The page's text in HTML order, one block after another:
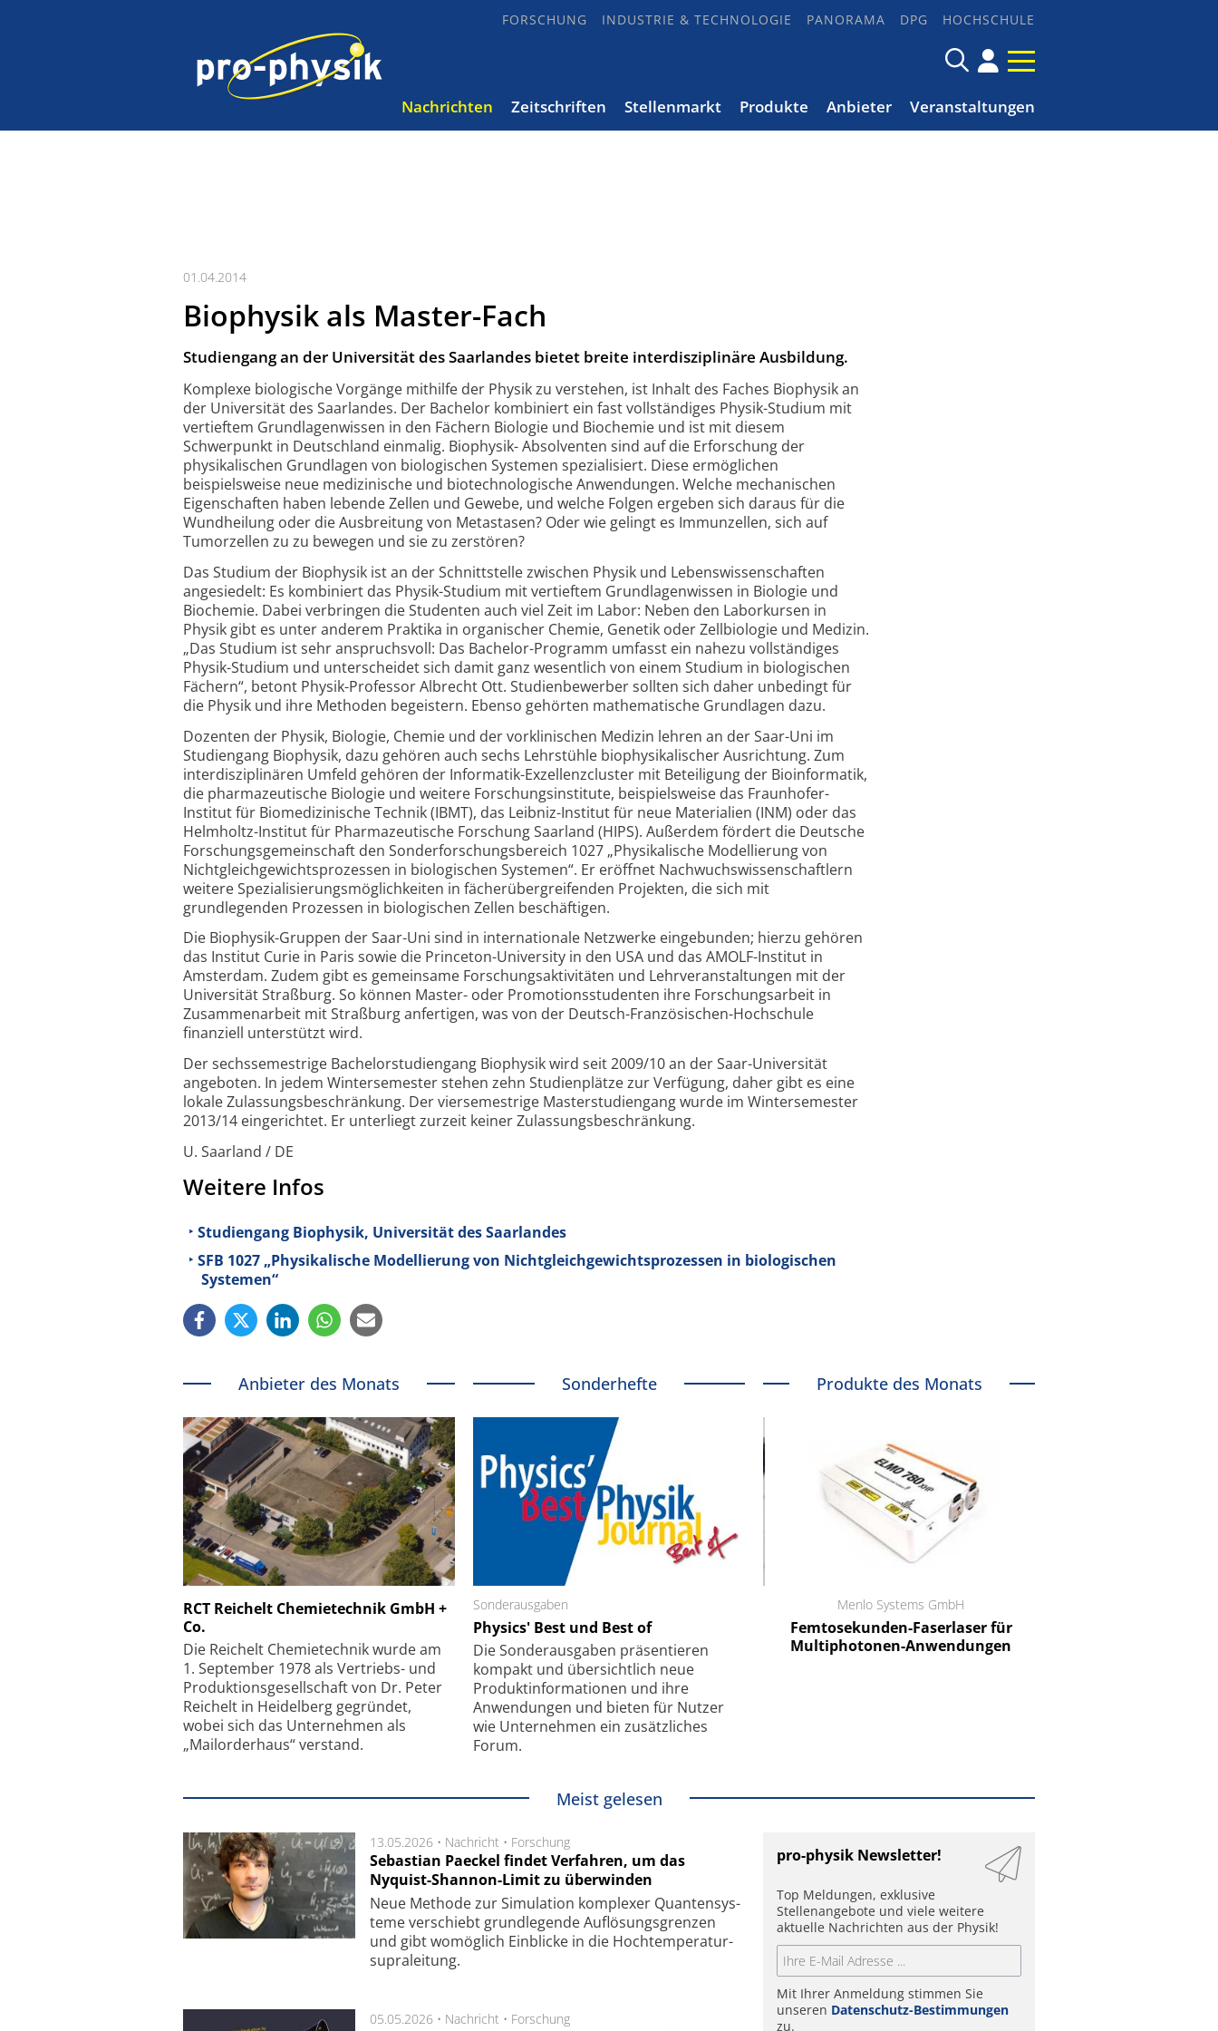
FORSCHUNG INDUSTRIE & TECHNOLOGIE PANORAMA DPG HOCHSCHULE
Nachrichten Zeitschriften Stellenmarkt Produkte Anbieter Veranstaltungen
01.04.2014
Biophysik als Master-Fach
Studiengang an der Universität des Saarlandes bietet breite interdisziplinäre Ausbildung.
Komplexe biologische Vorgänge mithilfe der Physik zu verstehen, ist Inhalt des Faches Biophysik an
der Universität des Saarlandes. Der Bachelor kombiniert ein fast vollständiges Physik-Studium mit
vertieftem Grundlagenwissen in den Fächern Biologie und Biochemie und ist mit diesem
Schwerpunkt in Deutschland einmalig. Biophysik- Absolventen sind auf die Erforschung der
physikalischen Grundlagen von biologischen Systemen spezialisiert. Diese ermöglichen
beispielsweise neue medizinische und biotechnologische Anwendungen. Welche mechanischen
Eigenschaften haben lebende Zellen und Gewebe, und welche Folgen ergeben sich daraus für die
Wundheilung oder die Ausbreitung von Metastasen? Oder wie gelingt es Immunzellen, sich auf
Tumorzellen zu zu bewegen und sie zu zerstören?
Das Studium der Biophysik ist an der Schnittstelle zwischen Physik und Lebenswissenschaften
angesiedelt: Es kombiniert das Physik-Studium mit vertieftem Grundlagenwissen in Biologie und
Biochemie. Dabei verbringen die Studenten auch viel Zeit im Labor: Neben den Laborkursen in
Physik gibt es unter anderem Praktika in organischer Chemie, Genetik oder Zellbiologie und Medizin.
„Das Studium ist sehr anspruchsvoll: Das Bachelor-Programm umfasst ein nahezu vollständiges
Physik-Studium und unterscheidet sich damit ganz wesentlich von einem Studium in biologischen
Fächern“, betont Physik-Professor Albrecht Ott. Studienbewerber sollten sich daher unbedingt für
die Physik und ihre Methoden begeistern. Ebenso gehörten mathematische Grundlagen dazu.
Dozenten der Physik, Biologie, Chemie und der vorklinischen Medizin lehren an der Saar-Uni im
Studiengang Biophysik, dazu gehören auch sechs Lehrstühle biophysikalischer Ausrichtung. Zum
interdisziplinären Umfeld gehören der Informatik-Exzellenzcluster mit Beteiligung der Bioinformatik,
die pharmazeutische Biologie und weitere Forschungsinstitute, beispielsweise das Fraunhofer-
Institut für Biomedizinische Technik (IBMT), das Leibniz-Institut für neue Materialien (INM) oder das
Helmholtz-Institut für Pharmazeutische Forschung Saarland (HIPS). Außerdem fördert die Deutsche
Forschungsgemeinschaft den Sonderforschungsbereich 1027 „Physikalische Modellierung von
Nichtgleichgewichtsprozessen in biologischen Systemen“. Er eröffnet Nachwuchswissenschaftlern
weitere Spezialisierungsmöglichkeiten in fächerübergreifenden Projekten, die sich mit
grundlegenden Prozessen in biologischen Zellen beschäftigen.
Die Biophysik-Gruppen der Saar-Uni sind in internationale Netzwerke eingebunden; hierzu gehören
das Institut Curie in Paris sowie die Princeton-University in den USA und das AMOLF-Institut in
Amsterdam. Zudem gibt es gemeinsame Forschungsaktivitäten und Lehrveranstaltungen mit der
Universität Straßburg. So können Master- oder Promotionsstudenten ihre Forschungsarbeit in
Zusammenarbeit mit Straßburg anfertigen, was von der Deutsch-Französischen-Hochschule
finanziell unterstützt wird.
Der sechssemestrige Bachelorstudiengang Biophysik wird seit 2009/10 an der Saar-Universität
angeboten. In jedem Wintersemester stehen zehn Studienplätze zur Verfügung, daher gibt es eine
lokale Zulassungsbeschränkung. Der viersemestrige Masterstudiengang wurde im Wintersemester
2013/14 eingerichtet. Er unterliegt zurzeit keiner Zulassungsbeschränkung.
U. Saarland / DE
Weitere Infos
Studiengang Biophysik, Universität des Saarlandes
SFB 1027 „Physikalische Modellierung von Nichtgleichgewichtsprozessen in biologischen
Systemen“
Anbieter des Monats
RCT Reichelt Chemietechnik GmbH +
Co.
Die Reichelt Chemietechnik wurde am
1. September 1978 als Vertriebs- und
Produktionsgesellschaft von Dr. Peter
Reichelt in Heidelberg gegründet,
wobei sich das Unternehmen als
„Mailorderhaus“ verstand.
Sonderhefte
Sonderausgaben
Physics' Best und Best of
Die Sonder­ausgaben präsentieren
kompakt und übersichtlich neue
Produkt­informationen und ihre
Anwendungen und bieten für Nutzer
wie Unternehmen ein zusätzliches
Forum.
Produkte des Monats
Schäfter + Kirchhoff GmbH
Feinfokussierungsmechanismus
Elektronenmikroskopie auf
kleinstem Raum
Menlo Systems GmbH
Femtosekunden-Faserlaser für
Multiphotonen-Anwendungen
Meist gelesen
13.05.2026 • Nachricht • Forschung
Sebastian Paeckel findet Verfahren, um das
Nyquist-Shannon-Limit zu überwinden
Neue Methode zur Simu­la­tion kom­ple­xer Quan­ten­sys­
te­me ver­schiebt grund­le­gen­de Auf­lösungs­gren­zen
und gibt wo­mög­lich Ein­blicke in die Hoch­tempe­ra­tur­
supra­lei­tung.
05.05.2026 • Nachricht • Forschung
pro-physik Newsletter!
Top Meldungen, exklusive
Stellenangebote und viele weitere
aktuelle Nachrichten aus der Physik!
Mit Ihrer Anmeldung stimmen Sie
unseren Datenschutz-Bestimmungen
zu.